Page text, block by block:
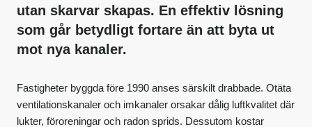
utan skarvar skapas. En effektiv lösning
som går betydligt fortare än att byta ut
mot nya kanaler.
Fastigheter byggda före 1990 anses särskilt drabbade. Otäta
ventilationskanaler och imkanaler orsakar dålig luftkvalitet där
lukter, föroreningar och radon sprids. Dessutom kostar